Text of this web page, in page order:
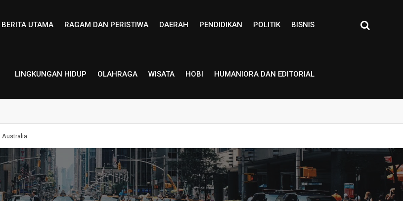
BERITA UTAMA RAGAM DAN PERISTIWA DAERAH PENDIDIKAN POLITIK BISNIS
LINGKUNGAN HIDUP OLAHRAGA WISATA HOBI HUMANIORA DAN EDITORIAL
Australia